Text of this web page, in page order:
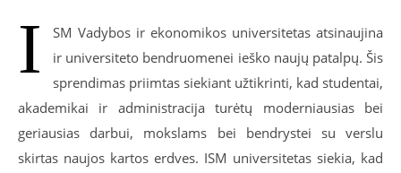
I
SM Vadybos ir ekonomikos universitetas atsinaujina
ir universiteto bendruomenei ieško naujų patalpų. Šis
sprendimas priimtas siekiant užtikrinti, kad studentai,
akademikai ir administracija turėtų moderniausias bei
geriausias darbui, mokslams bei bendrystei su verslu
skirtas naujos kartos erdves. ISM universitetas siekia, kad